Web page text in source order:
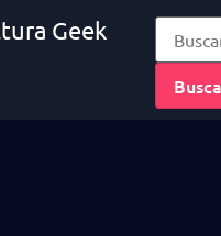
Geek